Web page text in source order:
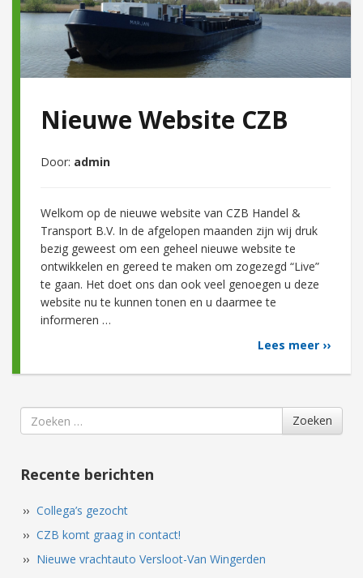
Nieuwe Website CZB
Door: admin
Welkom op de nieuwe website van CZB Handel &
Transport B.V. In de afgelopen maanden zijn wij druk
bezig geweest om een geheel nieuwe website te
ontwikkelen en gereed te maken om zogezegd “Live”
te gaan. Het doet ons dan ook veel genoegen u deze
website nu te kunnen tonen en u daarmee te
informeren …
Lees meer ››
Search
for
Zoeken
Recente berichten
Collega’s gezocht
CZB komt graag in contact!
Nieuwe vrachtauto Versloot-Van Wingerden